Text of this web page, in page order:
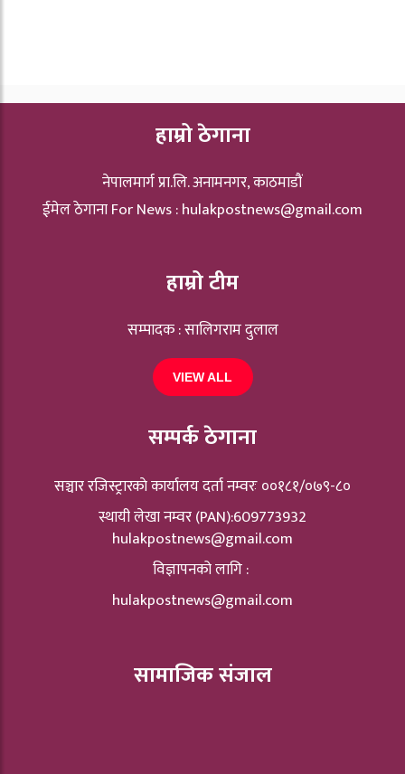
हाम्रो ठेगाना
नेपालमार्ग प्रा.लि. अनामनगर, काठमाडौं
ईमेल ठेगाना For News :hulakpostnews@gmail.com
हाम्रो टीम
सम्पादक : सालिगराम दुलाल
VIEW ALL
सम्पर्क ठेगाना
सञ्चार रजिस्ट्रारकाे कार्यालय दर्ता नम्वरः ००१८१/०७९-८०
स्थायी लेखा नम्वर (PAN):609773932
hulakpostnews@gmail.com
विज्ञापनको लागि :
hulakpostnews@gmail.com
सामाजिक संजाल